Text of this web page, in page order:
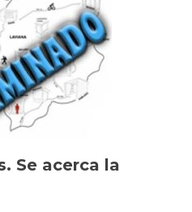
Se acerca la